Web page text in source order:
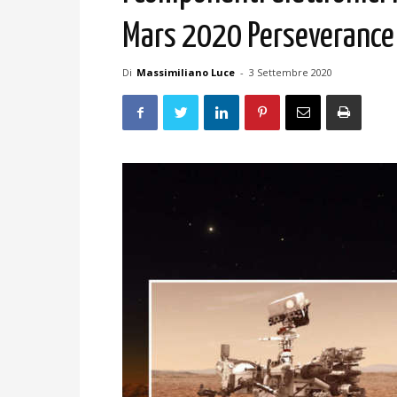
Mars 2020 Perseverance
Di Massimiliano Luce - 3 Settembre 2020